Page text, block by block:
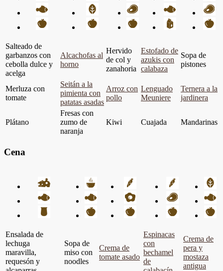
Salteado de
garbanzos con
cebolla dulce y
acelga
Alcachofas al
horno
Hervido
de col y
zanahoria
Estofado de
azukis con
calabaza
Sopa de
pistones
Merluza con
tomate
Seitán a la
pimienta con
patatas asadas
Arroz con
pollo
Lenguado
Meuniere
Ternera a la
jardinera
Plátano
Fresas con
zumo de
naranja
Kiwi Cuajada Mandarinas
Cena
Ensalada de
lechuga
maravilla,
requesón y
Sopa de
miso con
noodles
Crema de
tomate asado
Espinacas
con
bechamel
de
Crema de
pera y
mostaza
antigua